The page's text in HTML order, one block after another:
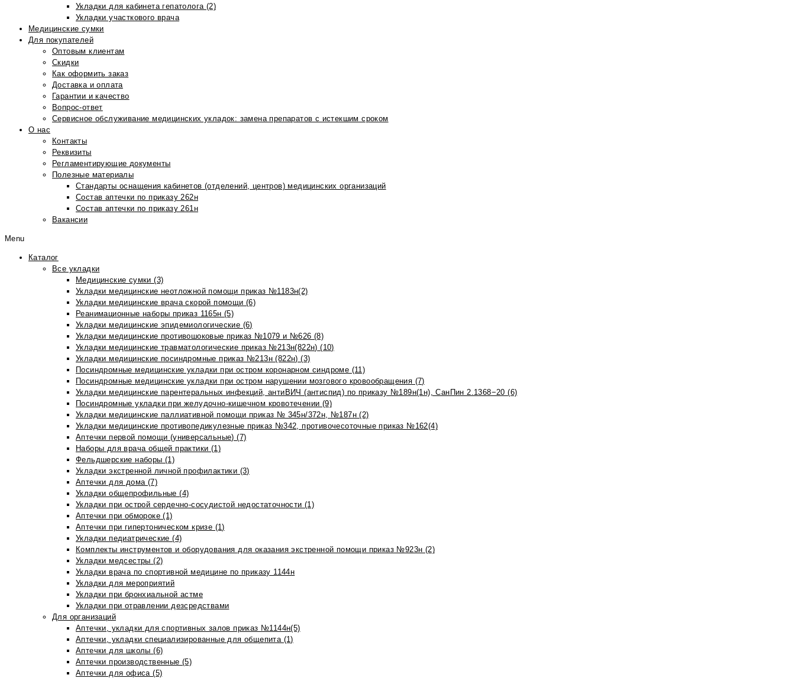
Укладки для кабинета гепатолога (2)
Укладки участкового врача
Медицинские сумки
Для покупателей
Оптовым клиентам
Скидки
Как оформить заказ
Доставка и оплата
Гарантии и качество
Вопрос-ответ
Сервисное обслуживание медицинских укладок: замена препаратов с истекшим сроком
О нас
Контакты
Реквизиты
Регламентирующие документы
Полезные материалы
Стандарты оснащения кабинетов (отделений, центров) медицинских организаций
Состав аптечки по приказу 262н
Состав аптечки по приказу 261н
Вакансии
Menu
Каталог
Все укладки
Медицинские сумки (3)
Укладки медицинские неотложной помощи приказ №1183н(2)
Укладки медицинские врача скорой помощи (6)
Реанимационные наборы приказ 1165н (5)
Укладки медицинские эпидемиологические (6)
Укладки медицинские противошоковые приказ №1079 и №626 (8)
Укладки медицинские травматологические приказ №213н(822н) (10)
Укладки медицинские посиндромные приказ №213н (822н) (3)
Посиндромные медицинские укладки при остром коронарном синдроме (11)
Посиндромные медицинские укладки при остром нарушении мозгового кровообращения (7)
Укладки медицинские парентеральных инфекций, антиВИЧ (антиспид) по приказу №189н(1н), СанПин 2.1368−20 (6)
Посиндромные укладки при желудочно-кишечном кровотечении (9)
Укладки медицинские паллиативной помощи приказ № 345н/372н, №187н (2)
Укладки медицинские противопедикулезные приказ №342, противочесоточные приказ №162(4)
Аптечки первой помощи (универсальные) (7)
Наборы для врача общей практики (1)
Фельдшерские наборы (1)
Укладки экстренной личной профилактики (3)
Аптечки для дома (7)
Укладки общепрофильные (4)
Укладки при острой сердечно-сосудистой недостаточности (1)
Аптечки при обмороке (1)
Аптечки при гипертоническом кризе (1)
Укладки педиатрические (4)
Комплекты инструментов и оборудования для оказания экстренной помощи приказ №923н (2)
Укладки медсестры (2)
Укладки врача по спортивной медицине по приказу 1144н
Укладки для мероприятий
Укладки при бронхиальной астме
Укладки при отравлении дезсредствами
Для организаций
Аптечки, укладки для спортивных залов приказ №1144н(5)
Аптечки, укладки специализированные для общепита (1)
Аптечки для школы (6)
Аптечки производственные (5)
Аптечки для офиса (5)